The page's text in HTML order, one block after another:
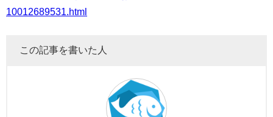
10012689531.html
この記事を書いた人